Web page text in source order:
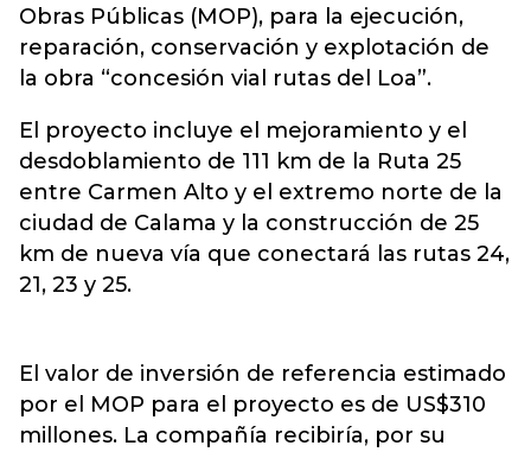
Obras Públicas (MOP), para la ejecución,
reparación, conservación y explotación de
la obra “concesión vial rutas del Loa”.
El proyecto incluye el mejoramiento y el
desdoblamiento de 111 km de la Ruta 25
entre Carmen Alto y el extremo norte de la
ciudad de Calama y la construcción de 25
km de nueva vía que conectará las rutas 24,
21, 23 y 25.
El valor de inversión de referencia estimado
por el MOP para el proyecto es de US$310
millones. La compañía recibiría, por su